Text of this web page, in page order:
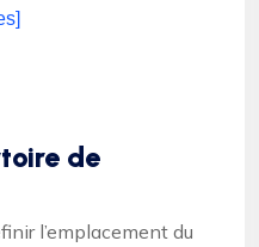
de
l’emplacement du